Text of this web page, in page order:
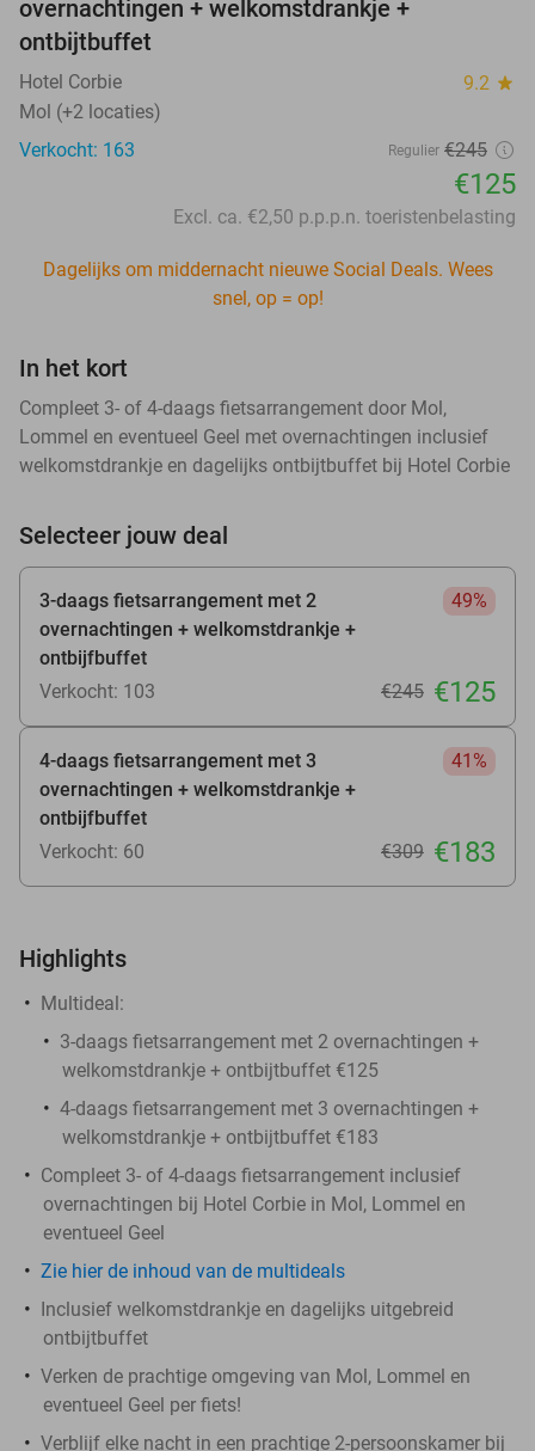
overnachtingen + welkomstdrankje +
ontbijtbuffet
Hotel Corbie 9.2 star
Mol (+2 locaties)
Verkocht: 163
Regulier €245
€125
Excl. ca. €2,50 p.p.p.n. toeristenbelasting
Dagelijks om middernacht nieuwe Social Deals. Wees
snel, op = op!
In het kort
Compleet 3- of 4-daags fietsarrangement door Mol,
Lommel en eventueel Geel met overnachtingen inclusief
welkomstdrankje en dagelijks ontbijtbuffet bij Hotel Corbie
Selecteer jouw deal
3-daags fietsarrangement met 2
overnachtingen + welkomstdrankje +
ontbijfbuffet
49%
Verkocht: 103 €245 €125
4-daags fietsarrangement met 3
overnachtingen + welkomstdrankje +
ontbijfbuffet
41%
Verkocht: 60 €309 €183
Highlights
Multideal:
3-daags fietsarrangement met 2 overnachtingen +
welkomstdrankje + ontbijtbuffet €125
4-daags fietsarrangement met 3 overnachtingen +
welkomstdrankje + ontbijtbuffet €183
Compleet 3- of 4-daags fietsarrangement inclusief
overnachtingen bij Hotel Corbie in Mol, Lommel en
eventueel Geel
Zie hier de inhoud van de multideals
Inclusief welkomstdrankje en dagelijks uitgebreid
ontbijtbuffet
Verken de prachtige omgeving van Mol, Lommel en
eventueel Geel per fiets!
Verblijf elke nacht in een prachtige 2-persoonskamer bij